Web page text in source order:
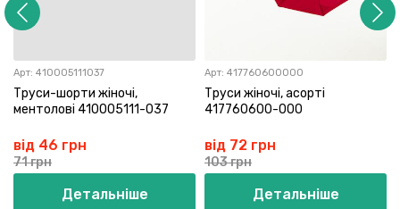
Арт: 410005111037
Труси-шорти жіночі,
ментолові 410005111-037
від 46 грн
71 грн
Детальніше
Арт: 417760600000
Труси жіночі, асорті
417760600-000
від 72 грн
103 грн
Детальніше